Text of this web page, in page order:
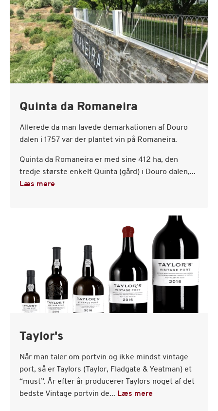
Quinta da Romaneira
Allerede da man lavede demarkationen af Douro
dalen i 1757 var der plantet vin på Romaneira.
Quinta da Romaneira er med sine 412 ha, den
tredje største enkelt Quinta (gård) i Douro dalen,...
Læs mere
Taylor's
Når man taler om portvin og ikke mindst vintage
port, så er Taylors (Taylor, Fladgate & Yeatman) et
“must”. År efter år producerer Taylors noget af det
bedste Vintage portvin de... Læs mere